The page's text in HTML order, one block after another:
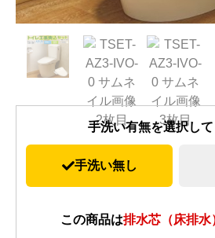
手洗い有無を選択し
手洗い無し
この商品は排水芯（床排水